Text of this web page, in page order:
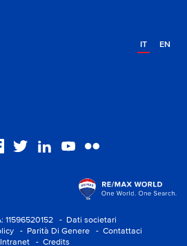
IT EN
11596520152
- Dati societari
- Parità Di Genere
- Contattaci
- Credits